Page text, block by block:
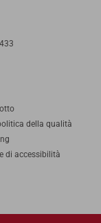
della qualità
di accessibilità